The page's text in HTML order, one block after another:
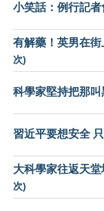
小笑話：例行記者
有解藥！英男在
次)
科學家堅持把那
習近平要想安全
大科學家往返天
次)